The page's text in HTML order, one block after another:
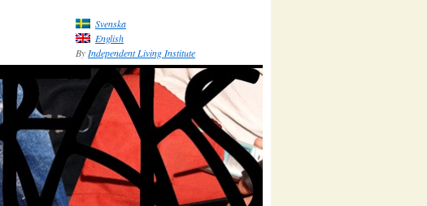
Svenska
English
By Independent Living Institute